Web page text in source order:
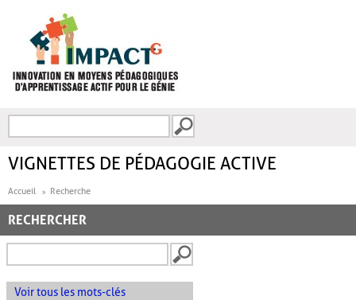
FORMULAIRE DE
VIGNETTES DE PÉDAGOGIE ACTIVE
Accueil Recherche
RECHERCHER
Voir tous les mots-clés